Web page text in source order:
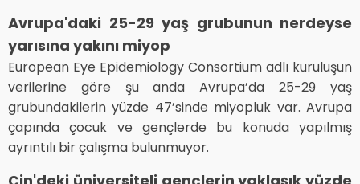
Avrupa'daki 25-29 yaş grubunun nerdeyse
yarısına yakını miyop
European Eye Epidemiology Consortium adlı kuruluşun
verilerine göre şu anda Avrupa’da 25-29 yaş
grubundakilerin yüzde 47’sinde miyopluk var. Avrupa
çapında çocuk ve gençlerde bu konuda yapılmış
ayrıntılı bir çalışma bulunmuyor.